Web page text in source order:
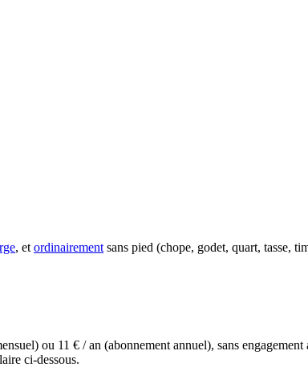
, et ordinairement sans pied (chope, godet, quart, tasse,
ou 11 € / an (abonnement annuel), sans engagement
ci-dessous.